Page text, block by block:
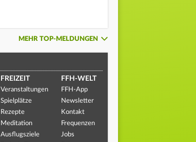
MEHR TOP-MELDUNGEN
FREIZEIT
Veranstaltungen
Spielplätze
Rezepte
Meditation
Ausflugsziele
FFH-WELT
FFH-App
Newsletter
Kontakt
Frequenzen
Jobs